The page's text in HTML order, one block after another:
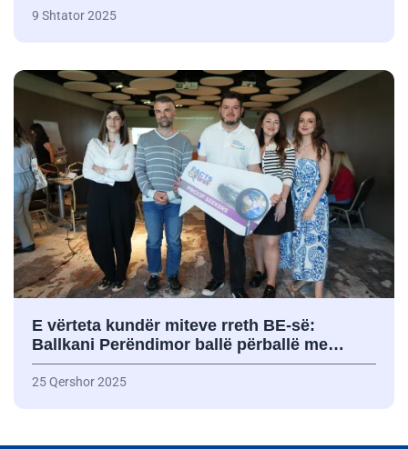
9 Shtator 2025
E vërteta kundër miteve rreth BE-së:
Ballkani Perëndimor ballë përballë me…
25 Qershor 2025